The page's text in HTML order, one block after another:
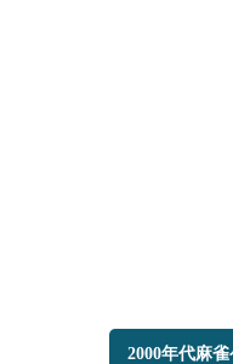
2000年代麻